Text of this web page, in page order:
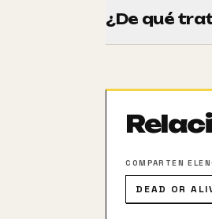
¿De qué
secretos de la
aumentar su
COMPARTEN
DEAD OR